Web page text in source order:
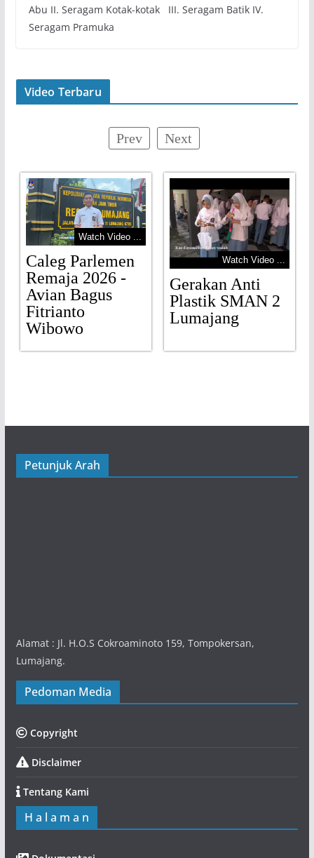
Abu II. Seragam Kotak-kotak III. Seragam Batik IV.
Seragam Pramuka
Video Terbaru
Prev Next
Watch Video ...
Caleg Parlemen
Remaja 2026 -
Avian Bagus
Fitrianto
Wibowo
Watch Video ...
Gerakan Anti
Plastik SMAN 2
Lumajang
Petunjuk Arah
Alamat : Jl. H.O.S Cokroaminoto 159, Tompokersan,
Lumajang.
Pedoman Media
Copyright
Disclaimer
Tentang Kami
H a l a m a n